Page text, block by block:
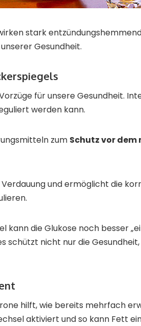
stark
Gesundheit.
für unsere Gesundheit.
werden kann.
zum Schutz vor
und ermöglicht die
kann die Glukose noch besser
schützt nicht nur die
hilft, wie bereits mehrfach
aktiviert und so kann Fett